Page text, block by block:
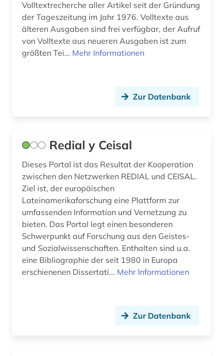
romanistik (6)
romanistin (1)
russisch (1)
siglo de oro (2)
skandinavistik (1)
slavistik (2)
sozialwissenschaften (1)
soziologie (1)
spanien (21)
spanisch (11)
Volltextrecherche aller Artikel seit der Gründung
der Tageszeitung im Jahr 1976. Volltexte aus
älteren Ausgaben sind frei verfügbar, der Aufruf
von Volltexte aus neueren Ausgaben ist zum
größten Tei... Mehr Informationen
Zur Datenbank
Redial y Ceisal
Dieses Portal ist das Resultat der Kooperation
zwischen den Netzwerken REDIAL und CEISAL.
Ziel ist, der europäischen
Lateinamerikaforschung eine Plattform zur
umfassenden Information und Vernetzung zu
bieten. Das Portal legt einen besonderen
Schwerpunkt auf Forschung aus den Geistes-
und Sozialwissenschaften. Enthalten sind u.a.
eine Bibliographie der seit 1980 in Europa
erschienenen Dissertati... Mehr Informationen
Zur Datenbank